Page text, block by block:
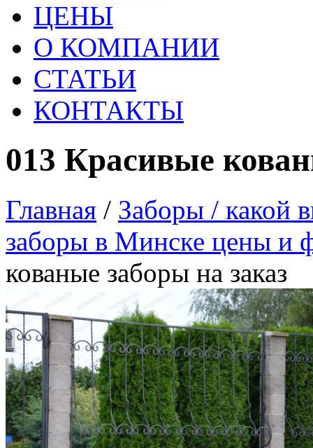
ЦЕНЫ
О КОМПАНИИ
СТАТЬИ
КОНТАКТЫ
013 Красивые
Главная / Заборы / какой
заборы в Минске цены и
кованые заборы на заказ